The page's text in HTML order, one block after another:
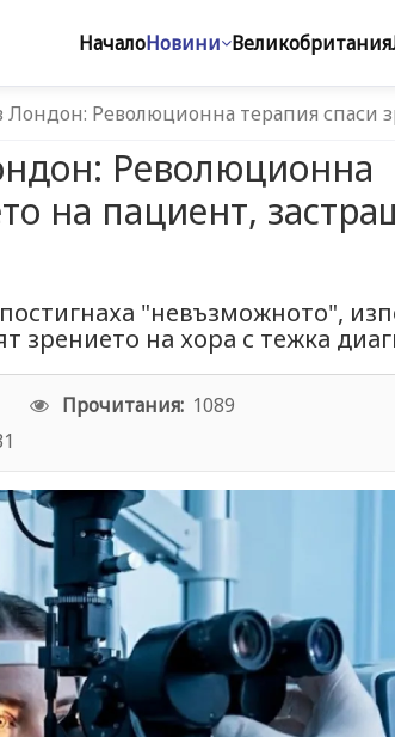
НачалоНовини Великобритания
Лондон: Революционна терапия спаси
Революционна
на пациент,
"невъзможното",
зрението на хора с тежка
Прочитания: 1089